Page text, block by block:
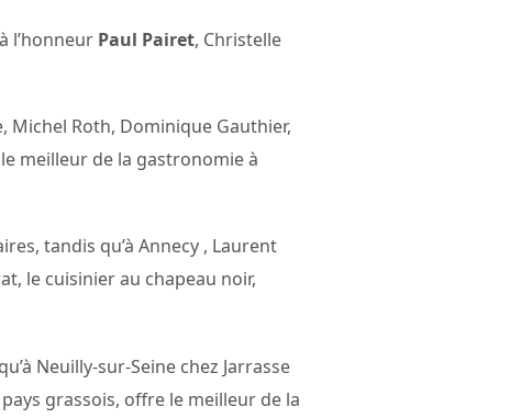
l’honneur Paul Pairet, Christelle
Michel Roth, Dominique Gauthier,
meilleur de la gastronomie à
tandis qu’à Annecy , Laurent
le cuisinier au chapeau noir,
Neuilly-sur-Seine chez Jarrasse
grassois, offre le meilleur de la